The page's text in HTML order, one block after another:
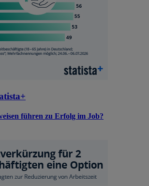
führen zu Erfolg im Job?